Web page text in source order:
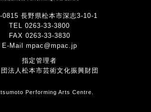
0815 長野県松本市深志3-10-1
TEL 0263-33-3800
FAX 0263-33-3830
E-Mail mpac@mpac.jp
指定管理者
法人松本市芸術文化振興財団
Performing Arts Centre.